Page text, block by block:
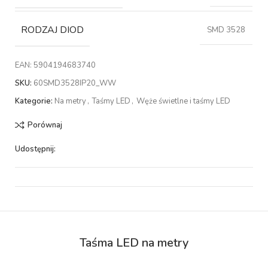
RODZAJ DIOD SMD 3528
EAN: 5904194683740
SKU: 60SMD3528IP20_WW
Kategorie: Na metry, Taśmy LED , Węże świetlne i taśmy LED
Porównaj
Udostępnij:
Taśma LED na metry